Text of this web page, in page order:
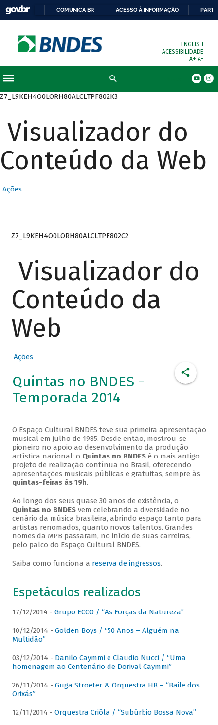
COMUNICA BR ACESSO À INFORMAÇÃO
ENGLISH
ACESSIBILIDADE
A+ A-
Z7_L9KEH4O0LORH80ALCLTPF802K3
Visualizador do
Conteúdo da Web
Ações
Z7_L9KEH4O0LORH80ALCLTPF802C2
Visualizador do
Conteúdo da
Web
Ações
Quintas no BNDES -
Temporada 2014
O Espaço Cultural BNDES teve sua primeira apresentação
musical em julho de 1985. Desde então, mostrou-se
pioneiro no apoio ao desenvolvimento da produção
artística nacional: o Quintas no BNDESé o mais antigo
projeto de realização contínua no Brasil, oferecendo
apresentações musicais públicas e gratuitas, sempre às
quintas-feiras às 19h.
Ao longo dos seus quase 30 anos de existência, o
Quintas no BNDESvem celebrando a diversidade no
cenário da música brasileira, abrindo espaço tanto para
artistas renomados, quanto novos talentos. Grandes
nomes da MPB passaram, no início de suas carreiras,
pelo palco do Espaço Cultural BNDES.
Saiba como funciona a reserva de ingressos.
Espetáculos realizados
17/12/2014 - Grupo ECCO / “As Forças da Natureza”
10/12/2014 - Golden Boys / “50 Anos – Alguém na
Multidão”
03/12/2014 - Danilo Caymmi e Claudio Nucci / “Uma
homenagem ao Centenário de Dorival Caymmi”
26/11/2014 - Guga Stroeter & Orquestra HB – “Baile dos
Orixás”
12/11/2014 - Orquestra Criôla / “Subúrbio Bossa Nova”